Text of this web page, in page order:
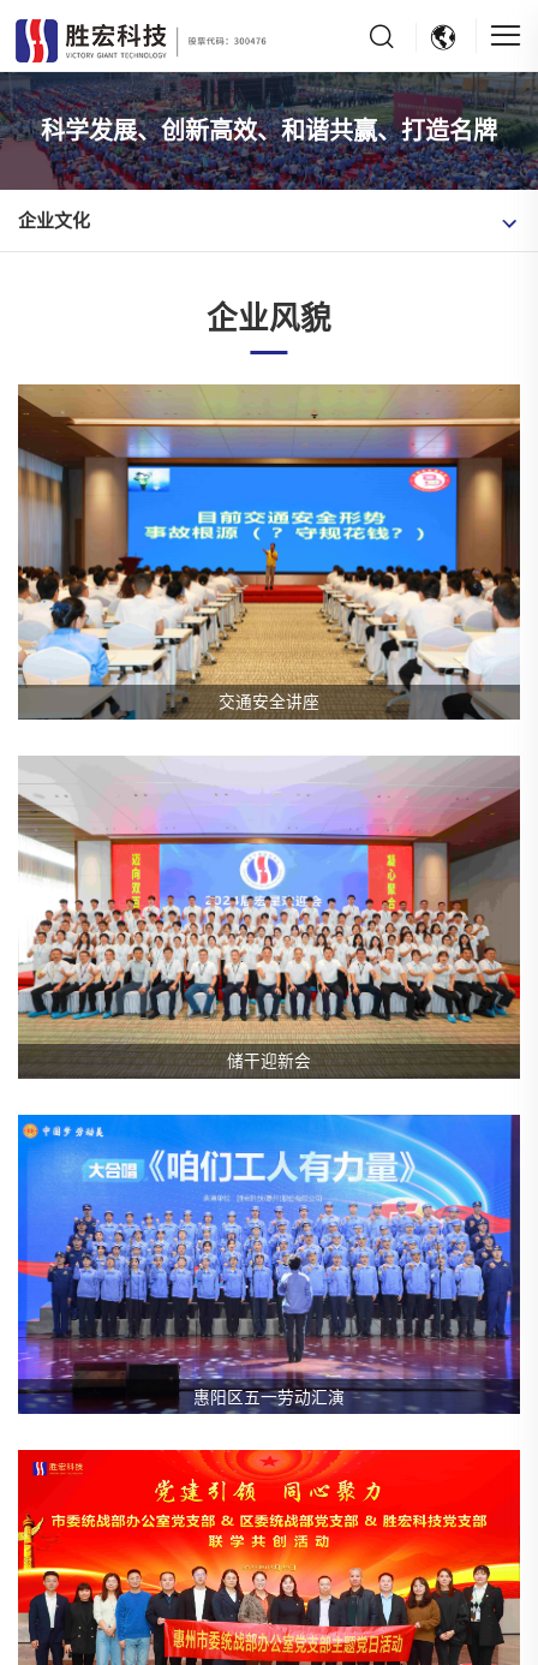
科学发展、创新高效、和谐共赢、打造名牌
企业文化
企业风貌
交通安全讲座
储干迎新会
惠阳区五一劳动汇演